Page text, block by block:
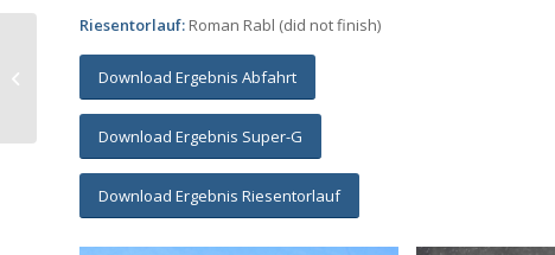
Riesentorlauf: Roman Rabl (did not finish)
Download Ergebnis Abfahrt
Download Ergebnis Super-G
Download Ergebnis Riesentorlauf
22.01.2022, Wörgl